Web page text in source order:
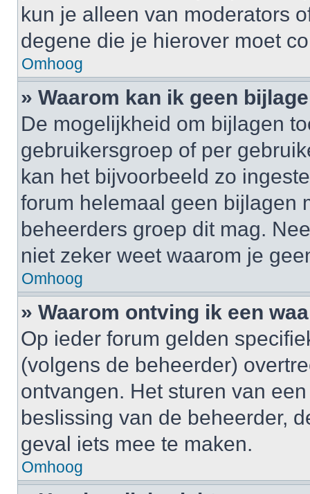
kun je alleen van moderators
degene die je hierover moet
Omhoog
» Waarom kan ik geen
De mogelijkheid om bijlagen
gebruikersgroep of per
kan het bijvoorbeeld zo
forum helemaal geen bijlagen
beheerders groep dit mag.
niet zeker weet waarom je
Omhoog
» Waarom ontving ik een
Op ieder forum gelden
(volgens de beheerder)
ontvangen. Het sturen van
beslissing van de beheerder,
geval iets mee te maken.
Omhoog